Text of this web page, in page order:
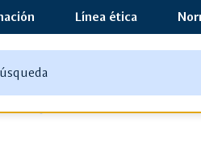
Línea ética